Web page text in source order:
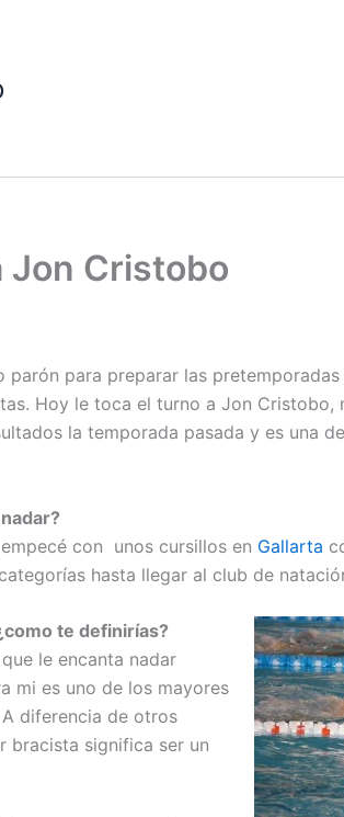
Jon Cristobo
parón para preparar las
Hoy le toca el turno a Jon Cristobo,
la temporada pasada y es una
con unos cursillos en Gallarta
hasta llegar al club de
te definirías?
le encanta nadar
mi es uno de los mayores
diferencia de otros
bracista significa ser un